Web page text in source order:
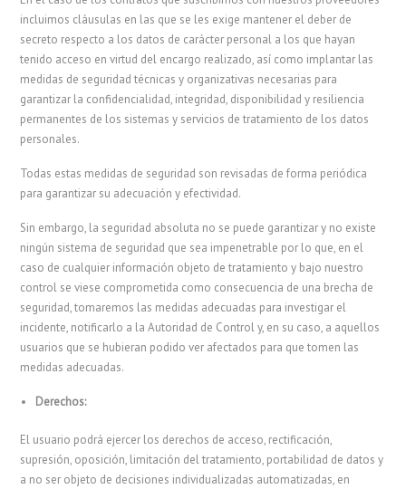
incluimos cláusulas en las que se les exige mantener el deber de
secreto respecto a los datos de carácter personal a los que hayan
tenido acceso en virtud del encargo realizado, así como implantar las
medidas de seguridad técnicas y organizativas necesarias para
garantizar la confidencialidad, integridad, disponibilidad y resiliencia
permanentes de los sistemas y servicios de tratamiento de los datos
personales.
Todas estas medidas de seguridad son revisadas de forma periódica
para garantizar su adecuación y efectividad.
Sin embargo, la seguridad absoluta no se puede garantizar y no existe
ningún sistema de seguridad que sea impenetrable por lo que, en el
caso de cualquier información objeto de tratamiento y bajo nuestro
control se viese comprometida como consecuencia de una brecha de
seguridad, tomaremos las medidas adecuadas para investigar el
incidente, notificarlo a la Autoridad de Control y, en su caso, a aquellos
usuarios que se hubieran podido ver afectados para que tomen las
medidas adecuadas.
Derechos:
El usuario podrá ejercer los derechos de acceso, rectificación,
supresión, oposición, limitación del tratamiento, portabilidad de datos y
a no ser objeto de decisiones individualizadas automatizadas, en